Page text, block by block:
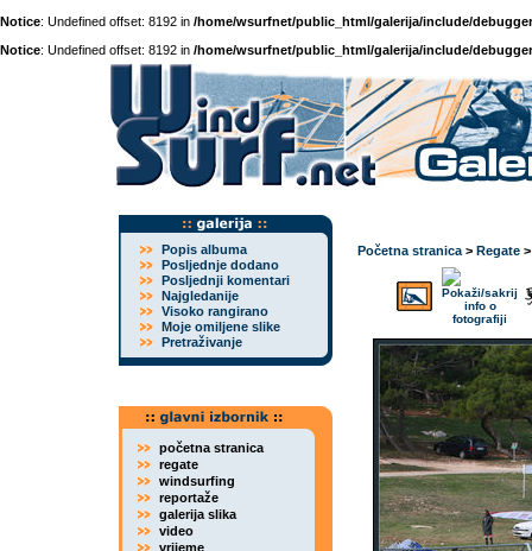
Notice: Undefined offset: 8192 in /home/wsurfnet/public_html/galerija/include/
Notice: Undefined offset: 8192 in /home/wsurfnet/public_html/galerija/include/
Popis albuma
Posljednje dodano
Posljednji komentari
Najgledanije
Visoko rangirano
Moje omiljene slike
Pretraživanje
početna stranica
regate
windsurfing
reportaže
galerija slika
video
vrijeme
Početna stranica > Regate